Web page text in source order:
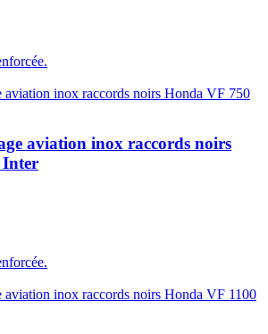
aviation inox raccords noirs
Inter